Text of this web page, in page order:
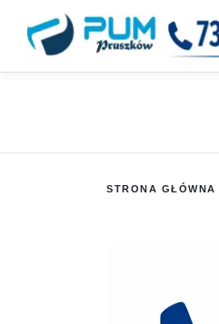
treści
STRONA GŁÓWNA